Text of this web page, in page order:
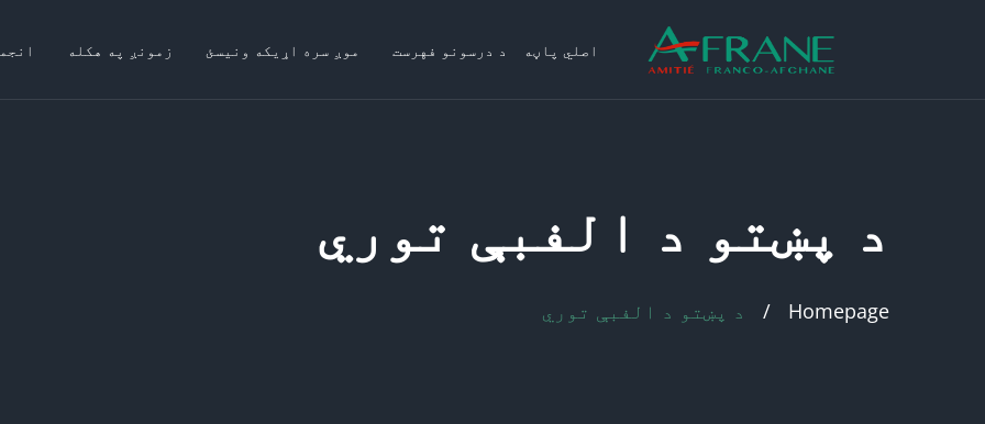
اصلي پاڼه د درسونو فهرست موږ سره اړیکه ونیسئ زمونږ په هکله
د پښتو د اﻟﻔﺒﯥ ﺗﻮري
Homepage د پښتو د اﻟﻔﺒﯥ ﺗﻮري